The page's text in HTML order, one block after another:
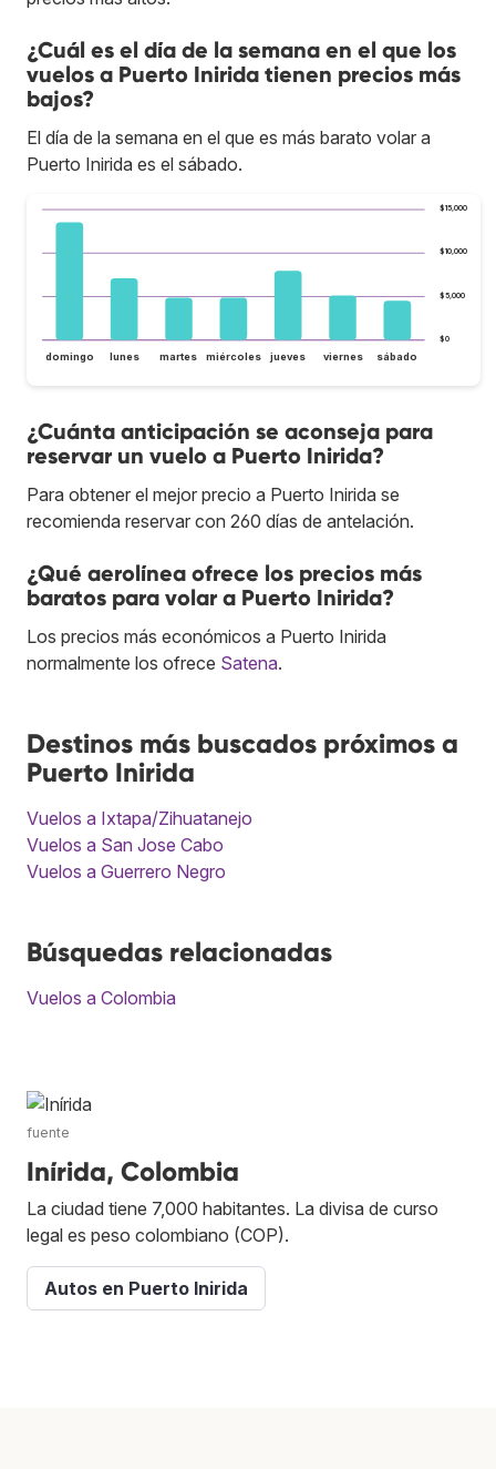
¿Cuál es el día de la semana en el que los
vuelos a Puerto Inirida tienen precios más
bajos?
El día de la semana en el que es más barato volar a
Puerto Inirida es el sábado.
$0
$5,000
$10,000
$15,000
domingo lunes martes miércoles jueves viernes sábado
¿Cuánta anticipación se aconseja para
reservar un vuelo a Puerto Inirida?
Para obtener el mejor precio a Puerto Inirida se
recomienda reservar con 260 días de antelación.
¿Qué aerolínea ofrece los precios más
baratos para volar a Puerto Inirida?
Los precios más económicos a Puerto Inirida
normalmente los ofrece Satena.
Destinos más buscados próximos a
Puerto Inirida
Vuelos a Ixtapa/Zihuatanejo
Vuelos a San Jose Cabo
Vuelos a Guerrero Negro
Búsquedas relacionadas
Vuelos a Colombia
fuente
Inírida, Colombia
La ciudad tiene 7,000 habitantes. La divisa de curso
legal es peso colombiano (COP).
Autos en Puerto Inirida